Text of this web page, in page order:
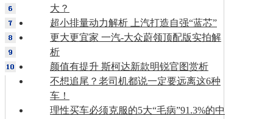
大？
超小排量动力解析 上汽打造自强“蓝芯”
更大更宜家 一汽-大众蔚领顶配版实拍解
析
颜值有提升 斯柯达新款明锐官图赏析
不想追尾？老司机都说一定要远离这6种
车！
理性买车必须克服的5大“毛病”91.3%的中